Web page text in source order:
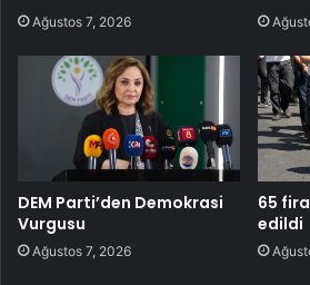
Ağustos 7, 2026
DEM Parti’den Demokrasi
Vurgusu
Ağustos 7, 2026
65
edildi